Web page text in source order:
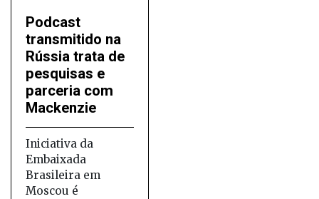
Podcast
transmitido na
Rússia trata de
pesquisas e
parceria com
Mackenzie
Iniciativa da
Embaixada
Brasileira em
Moscou é